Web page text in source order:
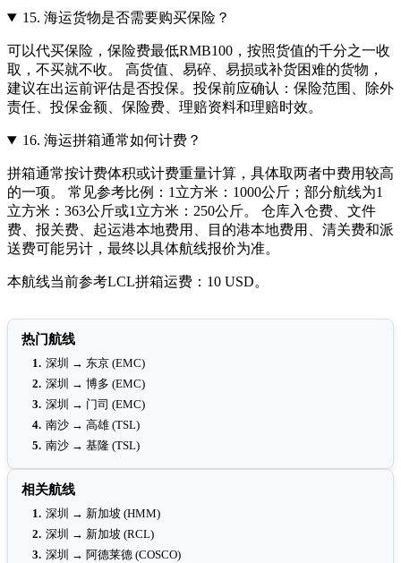
15. 海运货物是否需要购买保险？
可以代买保险，保险费最低RMB100，按照货值的千分之一收
取，不买就不收。 高货值、易碎、易损或补货困难的货物，
建议在出运前评估是否投保。投保前应确认：保险范围、除外
责任、投保金额、保险费、理赔资料和理赔时效。
16. 海运拼箱通常如何计费？
拼箱通常按计费体积或计费重量计算，具体取两者中费用较高
的一项。 常见参考比例：1立方米：1000公斤；部分航线为1
立方米：363公斤或1立方米：250公斤。 仓库入仓费、文件
费、报关费、起运港本地费用、目的港本地费用、清关费和派
送费可能另计，最终以具体航线报价为准。
本航线当前参考LCL拼箱运费：10 USD。
热门航线
1. 深圳 → 东京 (EMC)
2. 深圳 → 博多 (EMC)
3. 深圳 → 门司 (EMC)
4. 南沙 → 高雄 (TSL)
5. 南沙 → 基隆 (TSL)
相关航线
1. 深圳 → 新加坡 (HMM)
2. 深圳 → 新加坡 (RCL)
3. 深圳 → 阿德莱德 (COSCO)